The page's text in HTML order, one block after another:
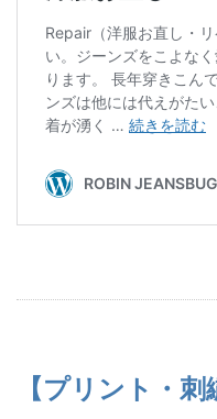
【プリント・刺